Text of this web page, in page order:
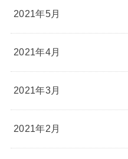
2021年5月
2021年4月
2021年3月
2021年2月